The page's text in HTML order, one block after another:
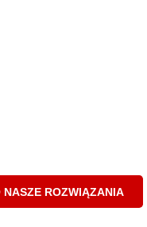
NASZE ROZWIĄZANIA